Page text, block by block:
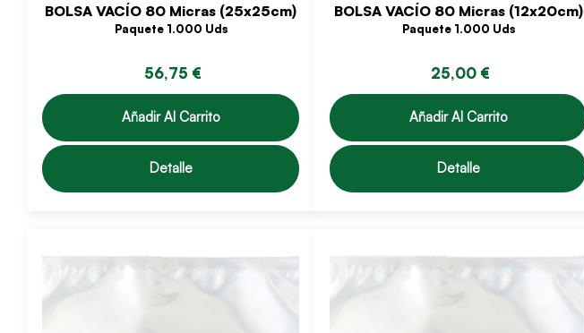
BOLSA VACÍO 80 Micras (25x25cm)
Paquete 1.000 Uds
56,75 €
Añadir Al Carrito
Detalle
BOLSA VACÍO 80 Micras (12x20cm)
Paquete 1.000 Uds
25,00 €
Añadir Al Carrito
Detalle